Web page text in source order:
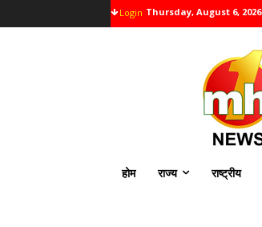
Login Thursday, August 6, 2026
होम राज्य राष्ट्रीय